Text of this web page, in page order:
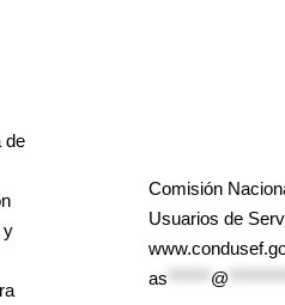
de
y
Comisión
Usuarios de
as
@